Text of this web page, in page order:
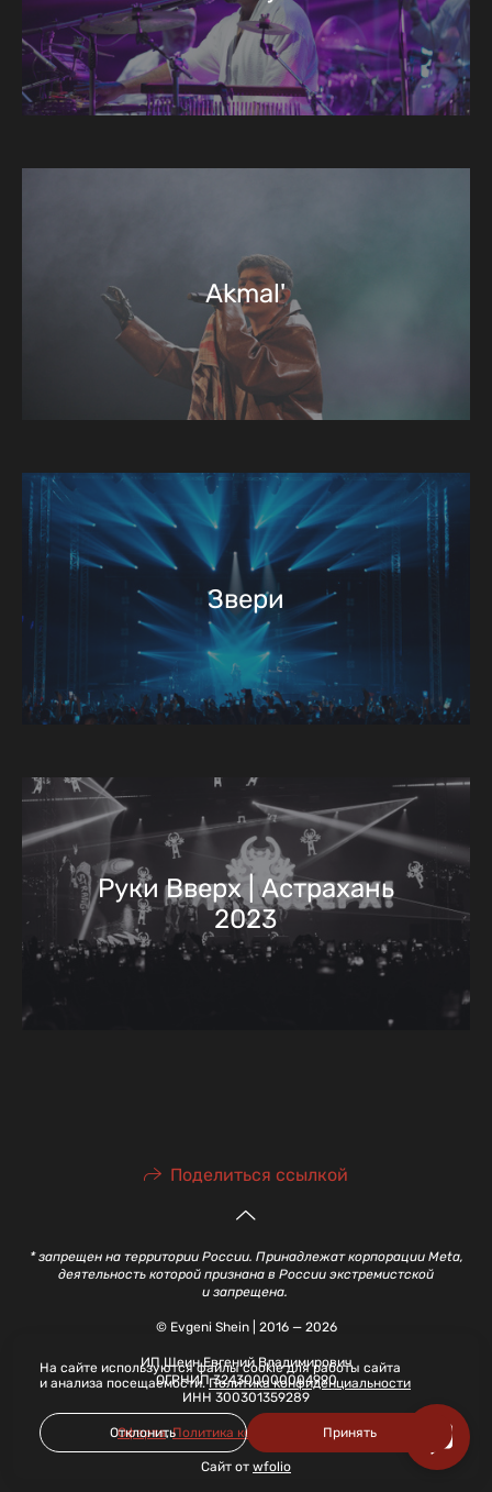
Akmal'
Звери
Руки Вверх | Астрахань
2023
Поделиться ссылкой
* запрещен на территории России. Принадлежат корпорации Meta,
деятельность которой признана в России экстремистской
и запрещена.
© Evgeni Shein | 2016 — 2026
ИП Шеин Евгений Владимирович
ОГРНИП 324300000004990
ИНН 300301359289
Оферта,Политика конфиденциальности
Сайт от wfolio
На сайте используются файлы cookie для работы сайта
и анализа посещаемости.Политика конфиденциальности
Отклонить Принять